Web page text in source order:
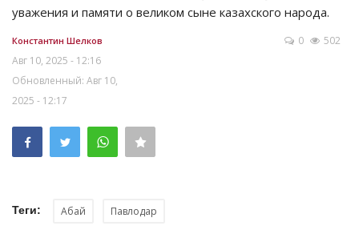
уважения и памяти о великом сыне казахского народа.
Константин Шелков
Авг 10, 2025 - 12:16
Обновленный: Авг 10,
2025 - 12:17
0 502
Теги: Абай Павлодар